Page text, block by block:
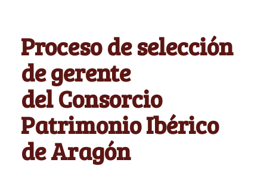
Proceso de selección
de gerente
del Consorcio
Patrimonio Ibérico
de Aragón